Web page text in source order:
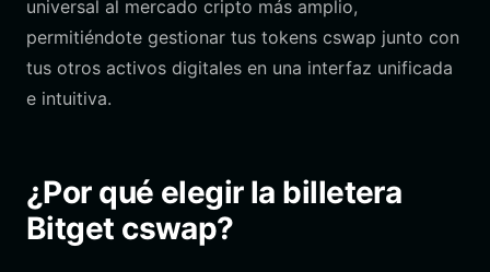
universal al mercado cripto más amplio,
permitiéndote gestionar tus tokens cswap junto con
tus otros activos digitales en una interfaz unificada
e intuitiva.
¿Por qué elegir la billetera
Bitget cswap?